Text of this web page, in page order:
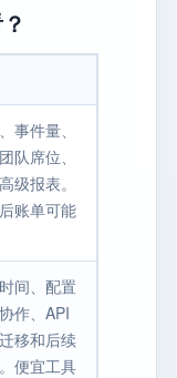
事件量、
队席位、
级报表。
账单可能
间、配置
作、API
移和后续
便宜工具